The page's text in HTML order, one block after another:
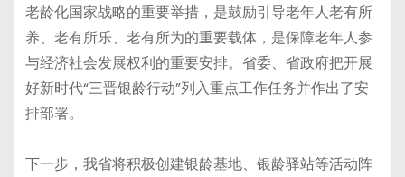
老龄化国家战略的重要举措，是鼓励引导老年人老有所
养、老有所乐、老有所为的重要载体，是保障老年人参
与经济社会发展权利的重要安排。省委、省政府把开展
好新时代“三晋银龄行动”列入重点工作任务并作出了安
排部署。
下一步，我省将积极创建银龄基地、银龄驿站等活动阵